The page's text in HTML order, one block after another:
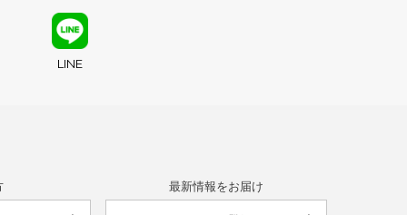
LINE
最新情報をお届け